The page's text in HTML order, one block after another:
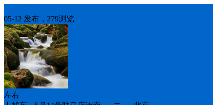
05-12 发布，279浏览
左右